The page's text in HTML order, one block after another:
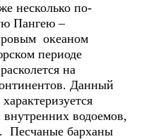
несколько по-
Пангею –
океаном
периоде
на
Данный
водоемов,
Песчаные барханы